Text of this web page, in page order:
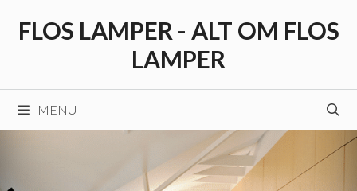
FLOS LAMPER - ALT OM FLOS
LAMPER
MENU